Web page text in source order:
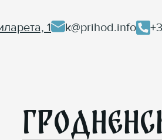
1 k@prihod.info